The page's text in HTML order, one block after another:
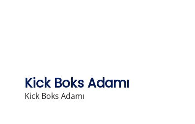
Kick Boks Adamı
Kick Boks Adamı